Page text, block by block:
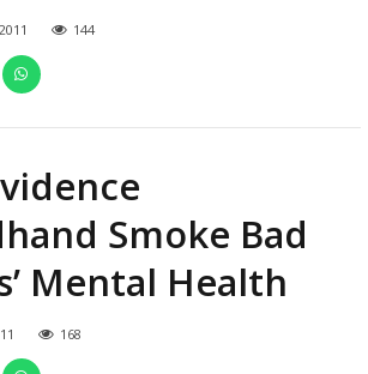
144
Smoke Bad
Mental Health
168